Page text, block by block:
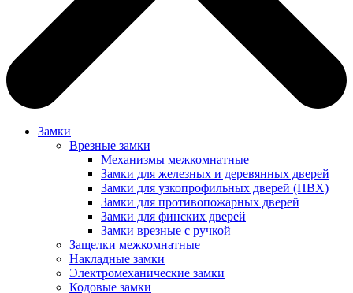
Замки
Врезные замки
Механизмы межкомнатные
Замки для железных и деревянных дверей
Замки для узкопрофильных дверей (ПВХ)
Замки для противопожарных дверей
Замки для финских дверей
Замки врезные с ручкой
Защелки межкомнатные
Накладные замки
Электромеханические замки
Кодовые замки